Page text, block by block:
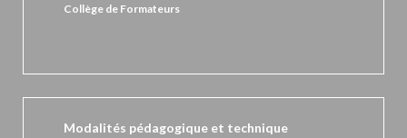
Collège de Formateurs
Modalités pédagogique et technique